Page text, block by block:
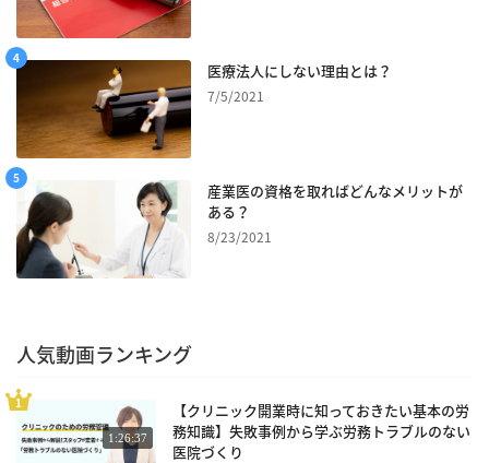
医療法人にしない理由とは？
7/5/2021
産業医の資格を取ればどんなメリットが
ある？
8/23/2021
人気動画ランキング
1:26:37
【クリニック開業時に知っておきたい基本の労
務知識】失敗事例から学ぶ労務トラブルのない
医院づくり